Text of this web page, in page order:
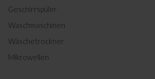
Geschirrspüler
Waschmaschinen
Wäschetrockner
Mikrowellen